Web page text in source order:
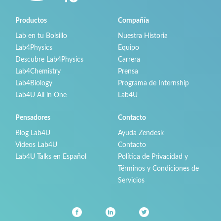
Productos
Lab en tu Bolsillo
Lab4Physics
Descubre Lab4Physics
Lab4Chemistry
Lab4Biology
Lab4U All in One
Compañía
Nuestra Historia
Equipo
Carrera
Prensa
Programa de Internship
Lab4U
Pensadores
Blog Lab4U
Videos Lab4U
Lab4U Talks en Español
Contacto
Ayuda Zendesk
Contacto
Política de Privacidad y
Términos y Condiciones de
Servicios